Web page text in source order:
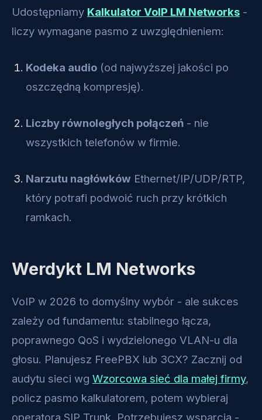
Udostępniamy Kalkulator VoIP LM Networks -
liczy wymagane pasmo z uwzględnieniem:
Kodeka audio (od najwyższej jakości po
oszczędną kompresję).
Liczby równoległych połączeń - nie
wszystkich telefonów w firmie.
Narzutu nagłówków Ethernet/IP/UDP/RTP,
który potrafi podwoić ruch przy krótkich
ramkach.
Werdykt LM Networks
VoIP w 2026 to domyślny wybór - ale sukces
zależy od fundamentu: stabilnego łącza,
poprawnego QoS i wydzielonego VLAN-u dla
głosu. Planujesz FreePBX lub 3CX? Zacznij od
audytu sieci wg Wzorcowa sieć dla małej firmy,
policz pasmo kalkulatorem, potem wybieraj
operatora SIP Trunk. Potrzebujesz wsparcia -